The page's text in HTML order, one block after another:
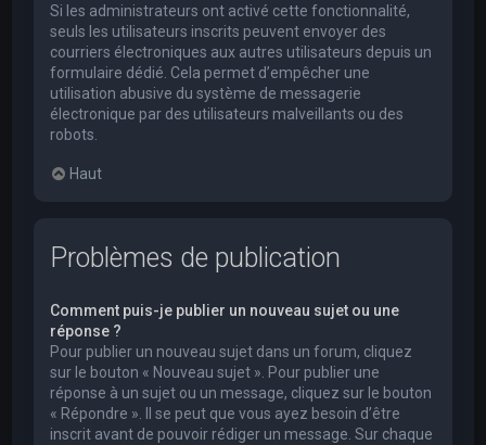
Si les administrateurs ont activé cette fonctionnalité,
seuls les utilisateurs inscrits peuvent envoyer des
courriers électroniques aux autres utilisateurs depuis un
formulaire dédié. Cela permet d’empêcher une
utilisation abusive du système de messagerie
électronique par des utilisateurs malveillants ou des
robots.
Haut
Problèmes de publication
Comment puis-je publier un nouveau sujet ou une
réponse ?
Pour publier un nouveau sujet dans un forum, cliquez
sur le bouton « Nouveau sujet ». Pour publier une
réponse à un sujet ou un message, cliquez sur le bouton
« Répondre ». Il se peut que vous ayez besoin d’être
inscrit avant de pouvoir rédiger un message. Sur chaque